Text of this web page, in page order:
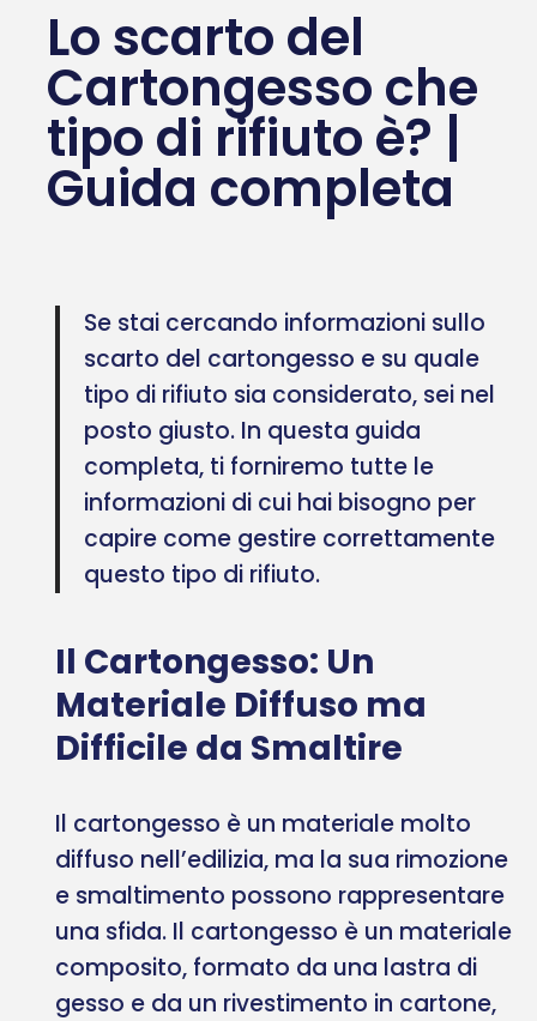
Lo scarto del
Cartongesso che
tipo di rifiuto è? |
Guida completa
Se stai cercando informazioni sullo
scarto del cartongesso e su quale
tipo di rifiuto sia considerato, sei nel
posto giusto. In questa guida
completa, ti forniremo tutte le
informazioni di cui hai bisogno per
capire come gestire correttamente
questo tipo di rifiuto.
Il Cartongesso: Un
Materiale Diffuso ma
Difficile da Smaltire
Il cartongesso è un materiale molto
diffuso nell’edilizia, ma la sua rimozione
e smaltimento possono rappresentare
una sfida. Il cartongesso è un materiale
composito, formato da una lastra di
gesso e da un rivestimento in cartone,